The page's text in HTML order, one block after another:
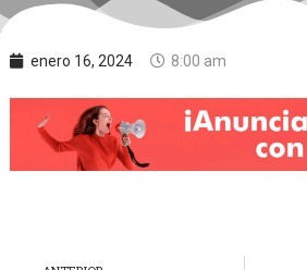
enero 16, 2024 8:00 am